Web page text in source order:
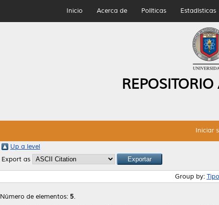
Inicio Acerca de Políticas Estadísticas
Iniciar
Up a level
Export as
Group by:
Número de elementos: 5.